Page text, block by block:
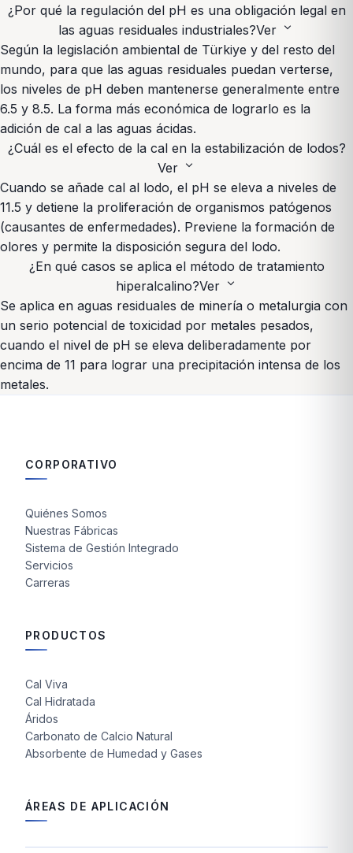
¿Por qué la regulación del pH es una obligación legal en
las aguas residuales industriales?Ver expand_more
Según la legislación ambiental de Türkiye y del resto del
mundo, para que las aguas residuales puedan verterse,
los niveles de pH deben mantenerse generalmente entre
6.5 y 8.5. La forma más económica de lograrlo es la
adición de cal a las aguas ácidas.
¿Cuál es el efecto de la cal en la estabilización de lodos?
Ver expand_more
Cuando se añade cal al lodo, el pH se eleva a niveles de
11.5 y detiene la proliferación de organismos patógenos
(causantes de enfermedades). Previene la formación de
olores y permite la disposición segura del lodo.
¿En qué casos se aplica el método de tratamiento
hiperalcalino?Ver expand_more
Se aplica en aguas residuales de minería o metalurgia con
un serio potencial de toxicidad por metales pesados,
cuando el nivel de pH se eleva deliberadamente por
encima de 11 para lograr una precipitación intensa de los
metales.
CORPORATIVO
Quiénes Somos
Nuestras Fábricas
Sistema de Gestión Integrado
Servicios
Carreras
PRODUCTOS
Cal Viva
Cal Hidratada
Áridos
Carbonato de Calcio Natural
Absorbente de Humedad y Gases
ÁREAS DE APLICACIÓN